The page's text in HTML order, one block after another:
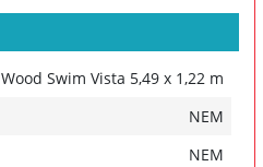
Wood Swim Vista 5,49 x 1,22 m
NEM
NEM